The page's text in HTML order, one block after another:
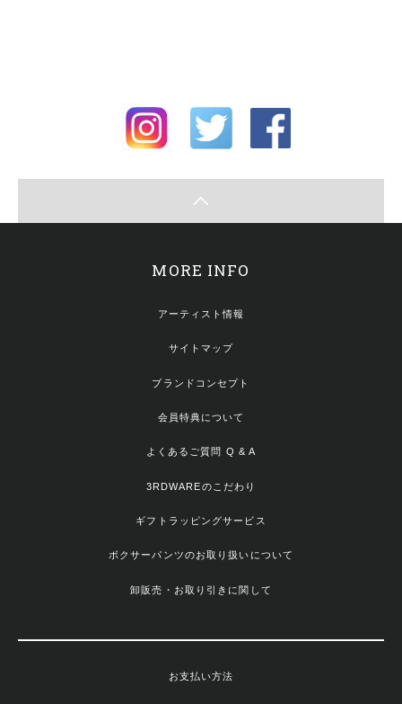
MORE INFO
アーティスト情報
サイトマップ
ブランドコンセプト
会員特典について
よくあるご質問 Q & A
3RDWAREのこだわり
ギフトラッピングサービス
ボクサーパンツのお取り扱いについて
卸販売・お取り引きに関して
お支払い方法